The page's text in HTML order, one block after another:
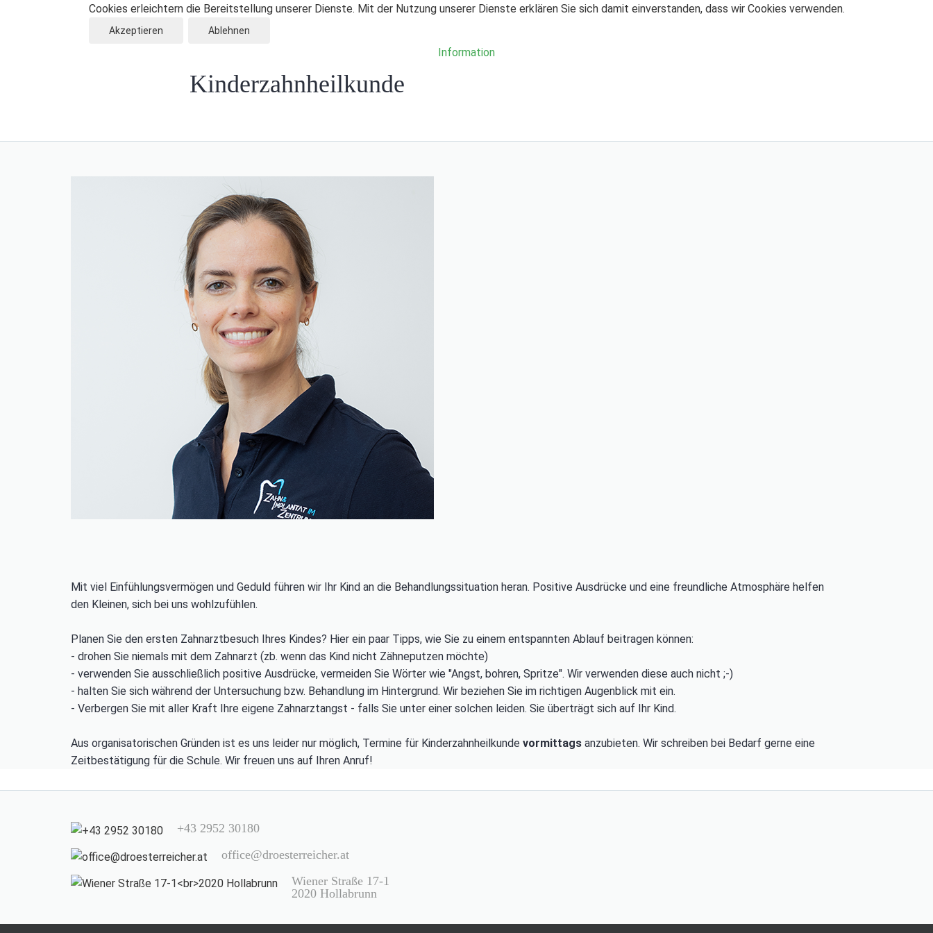
Kinderzahnheilkunde
Mit viel Einfühlungsvermögen und Geduld führen wir Ihr Kind an die Behandlungssituation heran. Positive Ausdrücke und eine freundliche Atmosphäre helfen
den Kleinen, sich bei uns wohlzufühlen.
Planen Sie den ersten Zahnarztbesuch Ihres Kindes? Hier ein paar Tipps, wie Sie zu einem entspannten Ablauf beitragen können:
- drohen Sie niemals mit dem Zahnarzt (zb. wenn das Kind nicht Zähneputzen möchte)
- verwenden Sie ausschließlich positive Ausdrücke, vermeiden Sie Wörter wie "Angst, bohren, Spritze". Wir verwenden diese auch nicht ;-)
- halten Sie sich während der Untersuchung bzw. Behandlung im Hintergrund. Wir beziehen Sie im richtigen Augenblick mit ein.
- Verbergen Sie mit aller Kraft Ihre eigene Zahnarztangst - falls Sie unter einer solchen leiden. Sie überträgt sich auf Ihr Kind.
Aus organisatorischen Gründen ist es uns leider nur möglich, Termine für Kinderzahnheilkunde vormittags anzubieten. Wir schreiben bei Bedarf gerne eine
Zeitbestätigung für die Schule. Wir freuen uns auf Ihren Anruf!
+43 2952 30180
office@droesterreicher.at
Wiener Straße 17-1
2020 Hollabrunn
Cookies erleichtern die Bereitstellung unserer Dienste. Mit der Nutzung unserer Dienste erklären Sie sich damit einverstanden, dass wir Cookies verwenden.
Akzeptieren Ablehnen
Information